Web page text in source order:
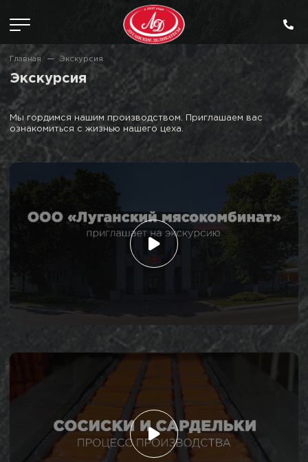
Главная Экскурсия
Экскурсия
Мы гордимся нашим производством. Приглашаем вас
ознакомиться с жизнью нашего цеха.